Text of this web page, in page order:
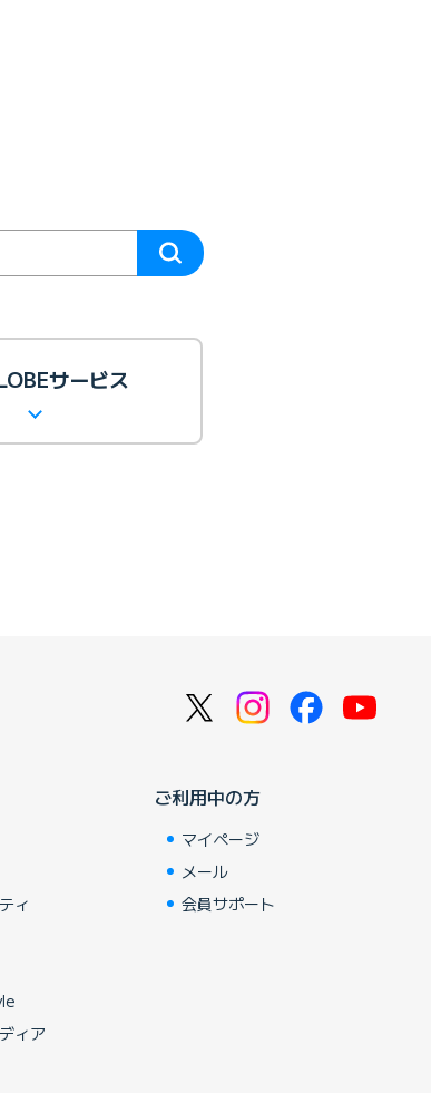
サービス
ィ
ィア
ご利用中の方
マイページ
メール
会員サポート